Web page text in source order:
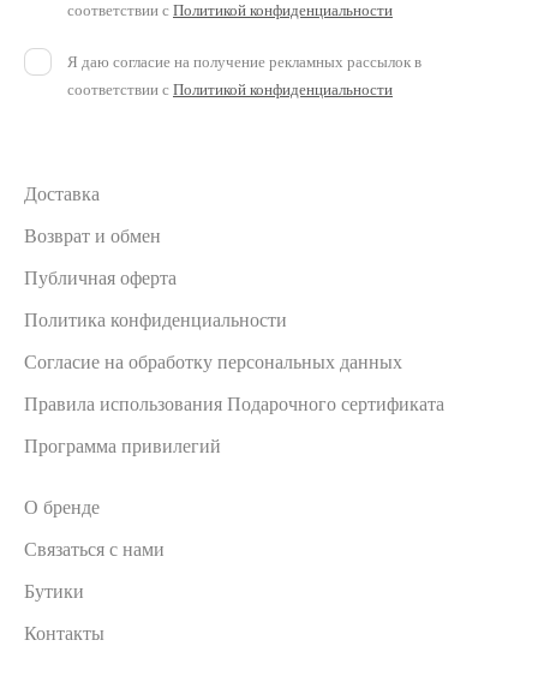
Доставка
Возврат и обмен
Публичная оферта
Политика конфиденциальности
Согласие на обработку персональных данных
Правила использования Подарочного сертификата
Программа привилегий
О бренде
Связаться с нами
Бутики
Контакты
соответствии с Политикой конфиденциальности
Я даю согласие на получение рекламных рассылок в
соответствии с Политикой конфиденциальности